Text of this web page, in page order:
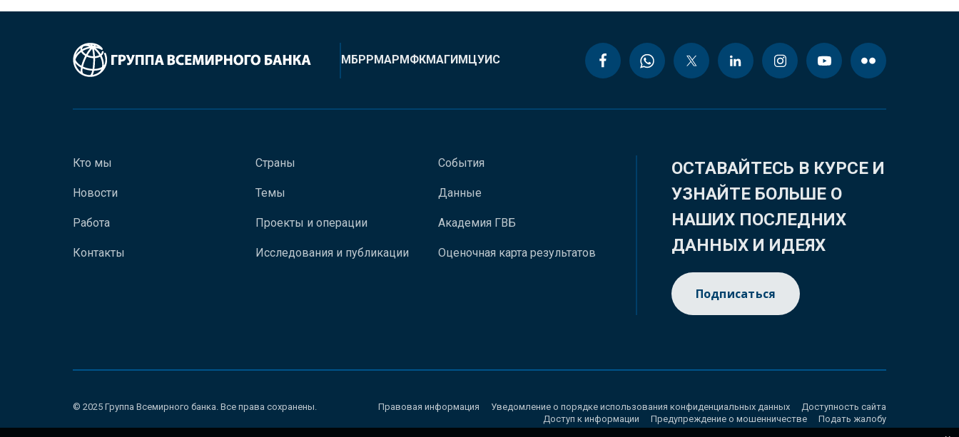
МБРРМАРМФКМАГИМЦУИС
Кто мы
Новости
Работа
Контакты
Страны
Темы
Проекты и операции
Исследования и публикации
События
Данные
Академия ГВБ
Оценочная карта результатов
ОСТАВАЙТЕСЬ В КУРСЕ И
УЗНАЙТЕ БОЛЬШЕ О
НАШИХ ПОСЛЕДНИХ
ДАННЫХ И ИДЕЯХ
Подписаться
© 2025 Группа Всемирного банка. Все права сохранены. Правовая информация Уведомление о порядке использования конфиденциальных данных
Доступность сайта
Доступ к информации
Предупреждение о мошенничестве Подать жалобу